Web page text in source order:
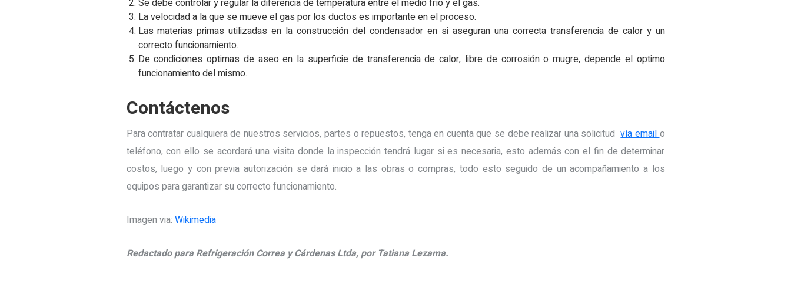
Se debe controlar y regular la diferencia de temperatura entre el medio frío y el gas.
La velocidad a la que se mueve el gas por los ductos es importante en el proceso.
Las materias primas utilizadas en la construcción del condensador en si aseguran una correcta transferencia de calor y un
correcto funcionamiento.
De condiciones optimas de aseo en la superficie de transferencia de calor, libre de corrosión o mugre, depende el optimo
funcionamiento del mismo.
Contáctenos
Para contratar cualquiera de nuestros servicios, partes o repuestos, tenga en cuenta que se debe realizar una solicitudvía emailo
teléfono, con ello se acordará una visita donde la inspección tendrá lugar si es necesaria, esto además con el fin de determinar
costos, luego y con previa autorización se dará inicio a las obras o compras, todo esto seguido de un acompañamiento a los
equipos para garantizar su correcto funcionamiento.
Imagen via:Wikimedia
Redactado para Refrigeración Correa y Cárdenas Ltda, por Tatiana Lezama.